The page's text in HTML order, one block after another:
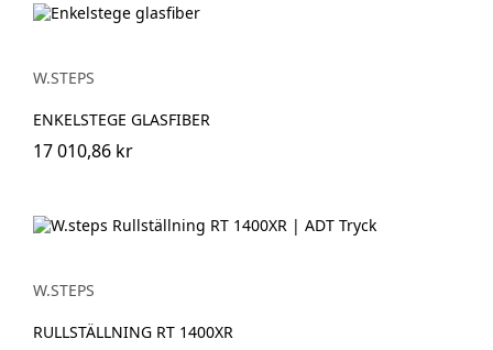
W.STEPS
ENKELSTEGE GLASFIBER
17 010,86 kr
W.STEPS
RULLSTÄLLNING RT 1400XR